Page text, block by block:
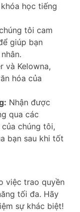
học tiếng
tôi cam
giúp bạn
và Kelowna,
hóa của
Nhận được
qua các
chúng tôi,
bạn sau khi tốt
việc trao quyền
tối đa. Hãy
sự khác biệt!